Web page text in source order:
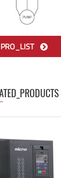
PRO_LIST